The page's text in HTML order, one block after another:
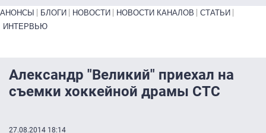
Primary links bottom
АНОНСЫ БЛОГИ НОВОСТИ НОВОСТИ КАНАЛОВ
СТАТЬИ
ИНТЕРВЬЮ
Александр "Великий" приехал на
съемки хоккейной драмы СТС
27.08.2014 18:14